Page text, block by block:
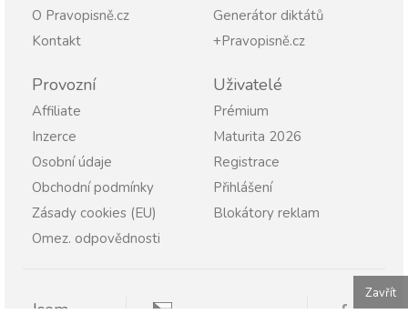
O Pravopisně.cz
Kontakt
Generátor diktátů
+Pravopisně.cz
Provozní
Affiliate
Inzerce
Osobní údaje
Obchodní podmínky
Zásady cookies (EU)
Omez. odpovědnosti
Uživatelé
Prémium
Maturita 2026
Registrace
Přihlášení
Blokátory reklam
Jsem
Zavřít